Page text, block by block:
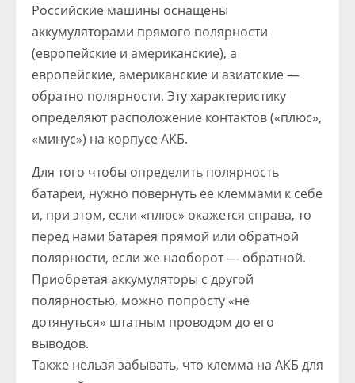
Российские машины оснащены
аккумуляторами прямого полярности
(европейские и американские), а
европейские, американские и азиатские —
обратно полярности. Эту характеристику
определяют расположение контактов («плюс»,
«минус») на корпусе АКБ.
Для того чтобы определить полярность
батареи, нужно повернуть ее клеммами к себе
и, при этом, если «плюс» окажется справа, то
перед нами батарея прямой или обратной
полярности, если же наоборот — обратной.
Приобретая аккумуляторы с другой
полярностью, можно попросту «не
дотянуться» штатным проводом до его
выводов.
Также нельзя забывать, что клемма на АКБ для